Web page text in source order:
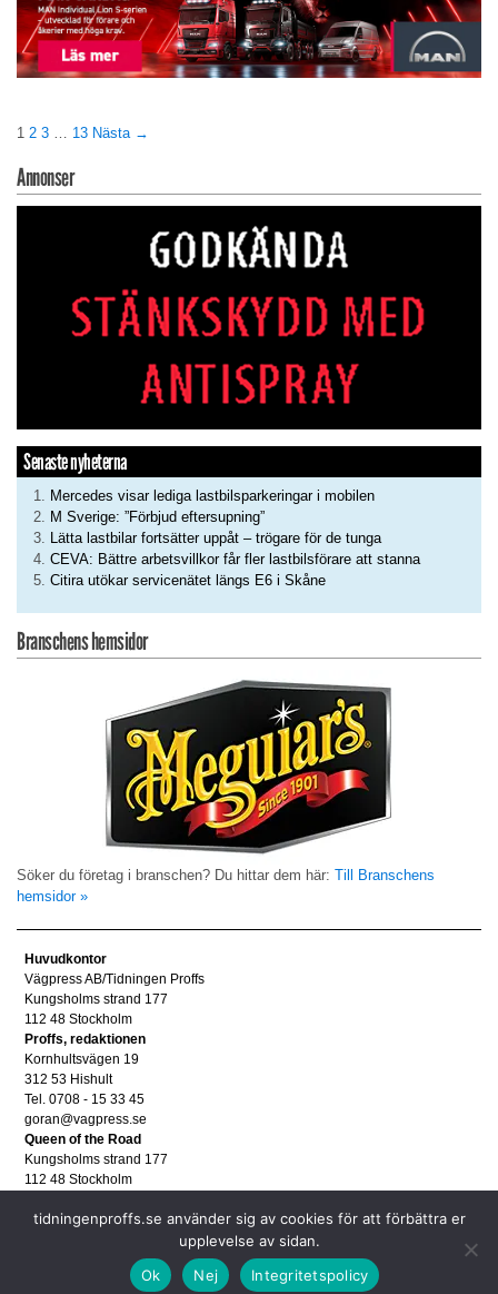
1 2 3 … 13 Nästa →
Annonser
Senaste nyheterna
Mercedes visar lediga lastbilsparkeringar i mobilen
M Sverige: ”Förbjud eftersupning”
Lätta lastbilar fortsätter uppåt – trögare för de tunga
CEVA: Bättre arbetsvillkor får fler lastbilsförare att stanna
Citira utökar servicenätet längs E6 i Skåne
Branschens hemsidor
Söker du företag i branschen? Du hittar dem här: Till Branschens
hemsidor »
Huvudkontor
Vägpress AB/Tidningen Proffs
Kungsholms strand 177
112 48 Stockholm
Proffs, redaktionen
Kornhultsvägen 19
312 53 Hishult
Tel. 0708 - 15 33 45
goran@vagpress.se
Queen of the Road
Kungsholms strand 177
112 48 Stockholm
Tel. 08 - 653 83 80
Personuppgifter/GDPR
tidningenproffs.se använder sig av cookies för att förbättra er
upplevelse av sidan.
Ok
Nej Integritetspolicy